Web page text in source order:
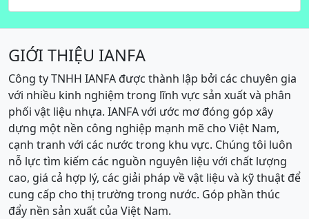
GIỚI THIỆU IANFA
Công ty TNHH IANFA được thành lập bởi các chuyên gia
với nhiều kinh nghiệm trong lĩnh vực sản xuất và phân
phối vật liệu nhựa. IANFA với ước mơ đóng góp xây
dựng một nền công nghiệp mạnh mẽ cho Việt Nam,
cạnh tranh với các nước trong khu vực. Chúng tôi luôn
nỗ lực tìm kiếm các nguồn nguyên liệu với chất lượng
cao, giá cả hợp lý, các giải pháp về vật liệu và kỹ thuật để
cung cấp cho thị trường trong nước. Góp phần thúc
đẩy nền sản xuất của Việt Nam.